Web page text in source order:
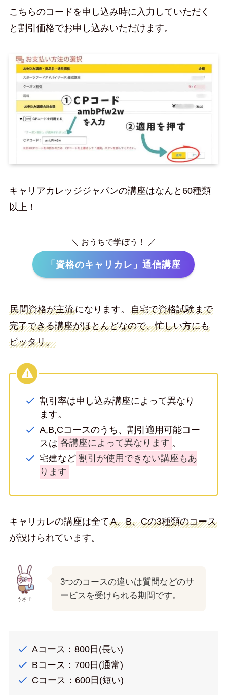
こちらのコードを申し込み時に入力していただく
と割引価格でお申し込みいただけます。
キャリアカレッジジャパンの講座はなんと60種類
以上！
＼ おうちで学ぼう！ ／
「資格のキャリカレ」通信講座
民間資格が主流になります。 自宅で資格試験まで
完了できる講座がほとんどなので、忙しい方にも
ピッタリ。
割引率は申し込み講座によって異なり
ます。
A,B,Cコースのうち、割引適用可能コー
スは 各講座によって異なります 。
宅建など 割引が使用できない講座もあ
ります
キャリカレの講座は全てA、B、Cの3種類のコース
が設けられています。
うさ子
3つのコースの違いは質問などのサ
ービスを受けられる期間です。
Aコース：800日(長い)
Bコース：700日(通常)
Cコース：600日(短い)